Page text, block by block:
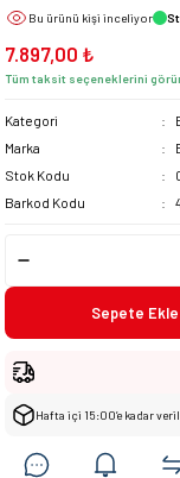
Bu ürünü kişi inceliyor
7.897,00 ₺
Tüm taksit seçeneklerini
Kategori
Marka
Stok Kodu
Barkod Kodu
Sepete Ekle
Hafta içi 15:00’e kadar